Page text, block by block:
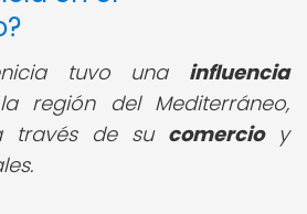
tuvo una influencia
región del Mediterráneo,
través de su comercioy